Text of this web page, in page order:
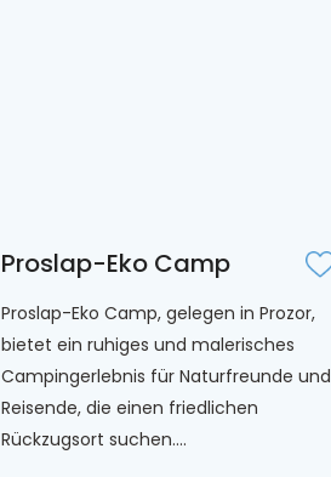
Proslap-Eko Camp
Proslap-Eko Camp, gelegen in Prozor,
bietet ein ruhiges und malerisches
Campingerlebnis für Naturfreunde und
Reisende, die einen friedlichen
Rückzugsort suchen....